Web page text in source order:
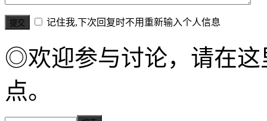
记住我,下次回复时不用重新输入个人信息
◎欢迎参与讨论，请在这
点。